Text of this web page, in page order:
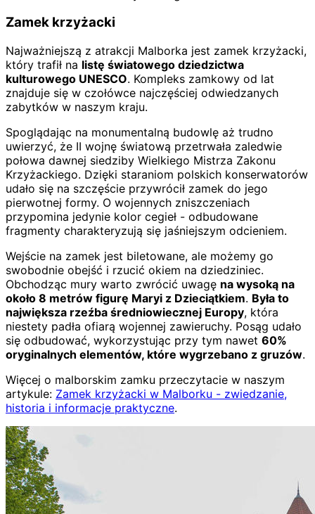
Zamek krzyżacki
Najważniejszą z atrakcji Malborka jest zamek krzyżacki,
który trafił na listę światowego dziedzictwa
kulturowego UNESCO. Kompleks zamkowy od lat
znajduje się w czołówce najczęściej odwiedzanych
zabytków w naszym kraju.
Spoglądając na monumentalną budowlę aż trudno
uwierzyć, że II wojnę światową przetrwała zaledwie
połowa dawnej siedziby Wielkiego Mistrza Zakonu
Krzyżackiego. Dzięki staraniom polskich konserwatorów
udało się na szczęście przywrócił zamek do jego
pierwotnej formy. O wojennych zniszczeniach
przypomina jedynie kolor cegieł - odbudowane
fragmenty charakteryzują się jaśniejszym odcieniem.
Wejście na zamek jest biletowane, ale możemy go
swobodnie obejść i rzucić okiem na dziedziniec.
Obchodząc mury warto zwrócić uwagę na wysoką na
około 8 metrów figurę Maryi z Dzieciątkiem. Była to
największa rzeźba średniowiecznej Europy, która
niestety padła ofiarą wojennej zawieruchy. Posąg udało
się odbudować, wykorzystując przy tym nawet 60%
oryginalnych elementów, które wygrzebano z gruzów.
Więcej o malborskim zamku przeczytacie w naszym
artykule: Zamek krzyżacki w Malborku - zwiedzanie,
historia i informacje praktyczne.